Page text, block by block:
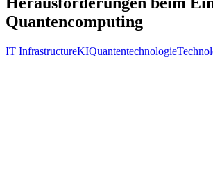
Quantencomputing
IT InfrastructureKIQuantentechnologie